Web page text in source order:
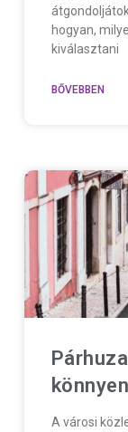
hogyan,
kiválasztani
BŐVEBBEN
A városi